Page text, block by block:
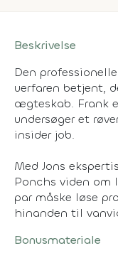
Beskrivelse
Den
uerfaren betjent,
ægteskab. Frank
undersøger et
insider job.
Med Jons
Ponchs viden om
par måske løse
hinanden til
Bonusmateriale